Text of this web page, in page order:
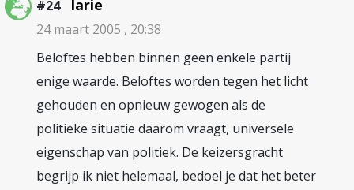
#24 larie
24 maart 2005 , 20:38
Beloftes hebben binnen geen enkele partij
enige waarde. Beloftes worden tegen het licht
gehouden en opnieuw gewogen als de
politieke situatie daarom vraagt, universele
eigenschap van politiek. De keizersgracht
begrijp ik niet helemaal, bedoel je dat het beter